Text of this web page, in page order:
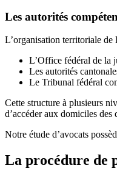
Les autorités
L’organisation territoriale de
L’Office fédéral de la
Les autorités
Le Tribunal fédéral
Cette structure à plusieurs
d’accéder aux domiciles des
Notre étude d’avocats
La procédure de